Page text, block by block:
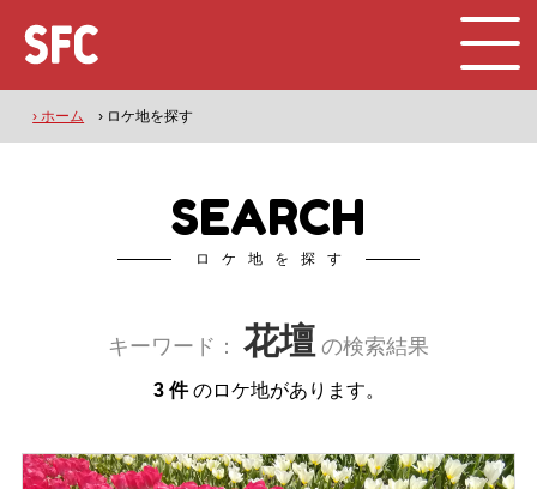
› ホーム › ロケ地を探す
SEARCH
ロケ地を探す
キーワード： 花壇 の検索結果
3 件のロケ地があります。